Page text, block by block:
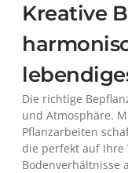
Kreative
Die richtige
und Atmosphäre.
Pflanzarbeiten
die perfekt auf Ihre
Bodenverhältnisse